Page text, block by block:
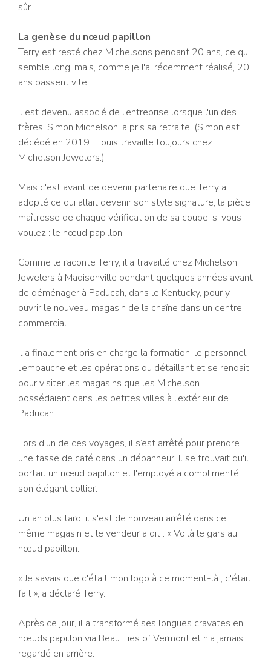
sûr.
La genèse du nœud papillon
Terry est resté chez Michelsons pendant 20 ans, ce qui
semble long, mais, comme je l'ai récemment réalisé, 20
ans passent vite.
Il est devenu associé de l'entreprise lorsque l'un des
frères, Simon Michelson, a pris sa retraite. (Simon est
décédé en 2019 ; Louis travaille toujours chez
Michelson Jewelers.)
Mais c'est avant de devenir partenaire que Terry a
adopté ce qui allait devenir son style signature, la pièce
maîtresse de chaque vérification de sa coupe, si vous
voulez : le nœud papillon.
Comme le raconte Terry, il a travaillé chez Michelson
Jewelers à Madisonville pendant quelques années avant
de déménager à Paducah, dans le Kentucky, pour y
ouvrir le nouveau magasin de la chaîne dans un centre
commercial.
Il a finalement pris en charge la formation, le personnel,
l'embauche et les opérations du détaillant et se rendait
pour visiter les magasins que les Michelson
possédaient dans les petites villes à l'extérieur de
Paducah.
Lors d’un de ces voyages, il s’est arrêté pour prendre
une tasse de café dans un dépanneur. Il se trouvait qu'il
portait un nœud papillon et l'employé a complimenté
son élégant collier.
Un an plus tard, il s'est de nouveau arrêté dans ce
même magasin et le vendeur a dit : « Voilà le gars au
nœud papillon.
« Je savais que c'était mon logo à ce moment-là ; c'était
fait », a déclaré Terry.
Après ce jour, il a transformé ses longues cravates en
nœuds papillon via Beau Ties of Vermont et n'a jamais
regardé en arrière.